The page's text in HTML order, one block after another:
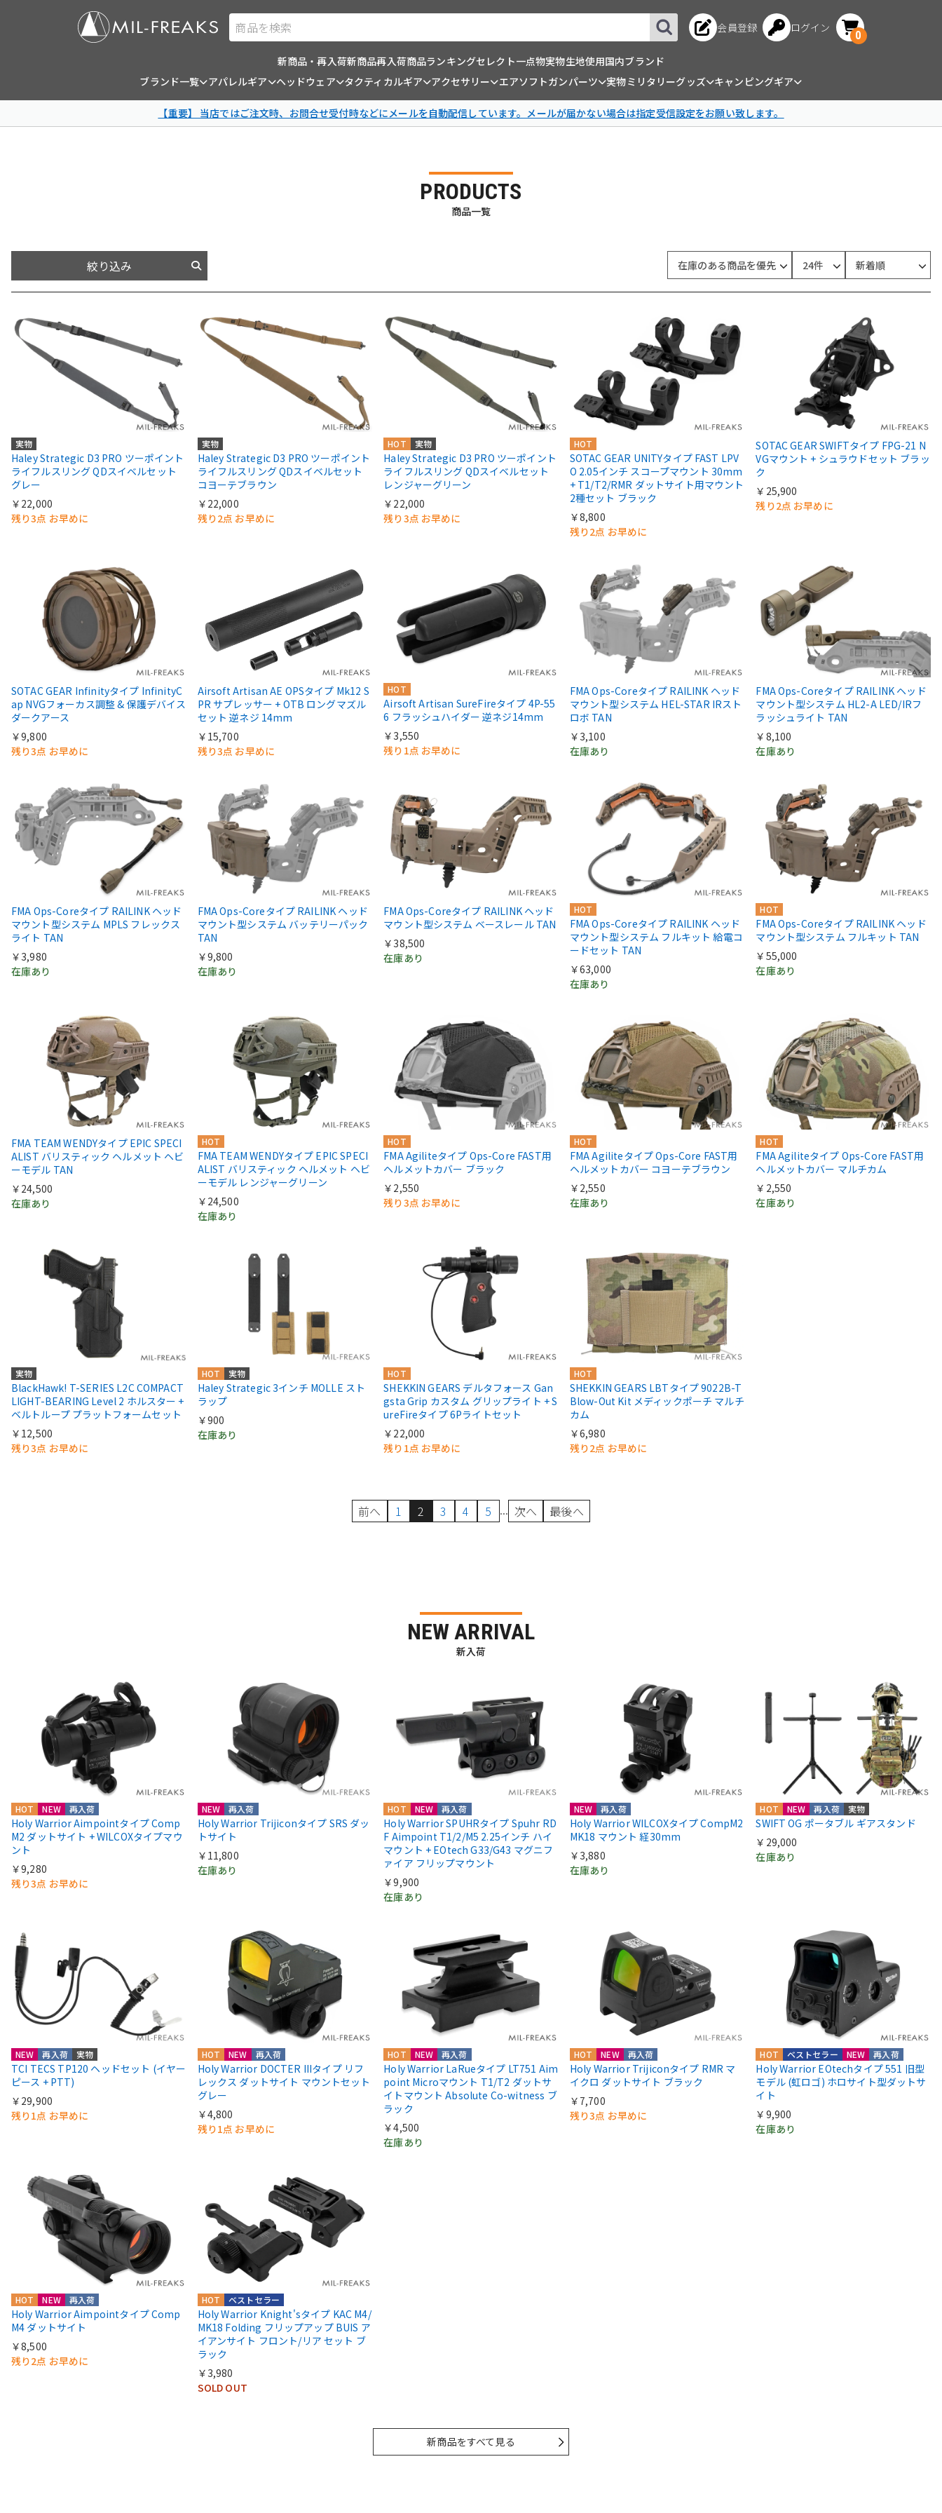
商品を検索 会員登録 ログイン
0
新商品・再入荷新商品再入荷商品ランキングセレクト一点物実物生地使用国内ブランド
ブランド一覧
アパレルギア ヘッドウェア タクティカルギア アクセサリー エアソフトガンパーツ 実物ミリタリーグッズ キャンピングギア
【重要】 当店ではご注文時、お問合せ受付時などにメールを自動配信しています。メールが届かない場合は指定受信設定をお願い致します。
PRODUCTS
商品一覧
絞り込み
実物
Haley Strategic D3 PRO ツーポイント
ライフルスリング QDスイベルセット
グレー
￥22,000
残り3点 お早めに
実物
Haley Strategic D3 PRO ツーポイント
ライフルスリング QDスイベルセット
コヨーテブラウン
￥22,000
残り2点 お早めに
HOT 実物
Haley Strategic D3 PRO ツーポイント
ライフルスリング QDスイベルセット
レンジャーグリーン
￥22,000
残り3点 お早めに
HOT
SOTAC GEAR UNITYタイプ FAST LPV
O 2.05インチ スコープマウント 30mm
+ T1/T2/RMR ダットサイト用マウント
2種セット ブラック
￥8,800
残り2点 お早めに
SOTAC GEAR SWIFTタイプ FPG-21 N
VGマウント + シュラウドセット ブラッ
ク
￥25,900
残り2点 お早めに
SOTAC GEAR Infinityタイプ InfinityC
ap NVGフォーカス調整 & 保護デバイス
ダークアース
￥9,800
残り3点 お早めに
Airsoft Artisan AE OPSタイプ Mk12 S
PR サプレッサー + OTB ロングマズル
セット 逆ネジ 14mm
￥15,700
残り3点 お早めに
HOT
Airsoft Artisan SureFireタイプ 4P-55
6 フラッシュハイダー 逆ネジ14mm
￥3,550
残り1点 お早めに
FMA Ops-Coreタイプ RAILINK ヘッド
マウント型システム HEL-STAR IRスト
ロボ TAN
￥3,100
在庫あり
FMA Ops-Coreタイプ RAILINK ヘッド
マウント型システム HL2-A LED/IRフ
ラッシュライト TAN
￥8,100
在庫あり
FMA Ops-Coreタイプ RAILINK ヘッド
マウント型システム MPLS フレックス
ライト TAN
￥3,980
在庫あり
FMA Ops-Coreタイプ RAILINK ヘッド
マウント型システム バッテリーパック
TAN
￥9,800
在庫あり
FMA Ops-Coreタイプ RAILINK ヘッド
マウント型システム ベースレール TAN
￥38,500
在庫あり
HOT
FMA Ops-Coreタイプ RAILINK ヘッド
マウント型システム フルキット 給電コ
ードセット TAN
￥63,000
在庫あり
HOT
FMA Ops-Coreタイプ RAILINK ヘッド
マウント型システム フルキット TAN
￥55,000
在庫あり
FMA TEAM WENDYタイプ EPIC SPECI
ALIST バリスティック ヘルメット ヘビ
ーモデル TAN
￥24,500
在庫あり
HOT
FMA TEAM WENDYタイプ EPIC SPECI
ALIST バリスティック ヘルメット ヘビ
ーモデル レンジャーグリーン
￥24,500
在庫あり
HOT
FMA Agiliteタイプ Ops-Core FAST用
ヘルメットカバー ブラック
￥2,550
残り3点 お早めに
HOT
FMA Agiliteタイプ Ops-Core FAST用
ヘルメットカバー コヨーテブラウン
￥2,550
在庫あり
HOT
FMA Agiliteタイプ Ops-Core FAST用
ヘルメットカバー マルチカム
￥2,550
在庫あり
実物
BlackHawk! T-SERIES L2C COMPACT
LIGHT-BEARING Level 2 ホルスター +
ベルトループ プラットフォームセット
￥12,500
残り3点 お早めに
HOT 実物
Haley Strategic 3インチ MOLLE スト
ラップ
￥900
在庫あり
HOT
SHEKKIN GEARS デルタフォース Gan
gsta Grip カスタム グリップライト + S
ureFireタイプ 6Pライトセット
￥22,000
残り1点 お早めに
HOT
SHEKKIN GEARS LBTタイプ 9022B-T
Blow-Out Kit メディックポーチ マルチ
カム
￥6,980
残り2点 お早めに
前へ 1 2 3 4 5 ... 次へ 最後へ
NEW ARRIVAL
新入荷
HOT NEW 再入荷
Holy Warrior Aimpointタイプ Comp
M2 ダットサイト + WILCOXタイプマウ
ント
￥9,280
残り3点 お早めに
NEW 再入荷
Holy Warrior Trijiconタイプ SRS ダッ
トサイト
￥11,800
在庫あり
HOT NEW 再入荷
Holy Warrior SPUHRタイプ Spuhr RD
F Aimpoint T1/2/M5 2.25インチ ハイ
マウント + EOtech G33/G43 マグニフ
ァイア フリップマウント
￥9,900
在庫あり
NEW 再入荷
Holy Warrior WILCOXタイプ CompM2
MK18 マウント 経30mm
￥3,880
在庫あり
HOT NEW 再入荷 実物
SWIFT OG ポータブル ギアスタンド
￥29,000
在庫あり
NEW 再入荷 実物
TCI TECS TP120 ヘッドセット (イヤー
ピース + PTT)
￥29,900
残り1点 お早めに
HOT NEW 再入荷
Holy Warrior DOCTER IIIタイプ リフ
レックス ダットサイト マウントセット
グレー
￥4,800
残り1点 お早めに
HOT NEW 再入荷
Holy Warrior LaRueタイプ LT751 Aim
point Microマウント T1/T2 ダットサ
イトマウント Absolute Co-witness ブ
ラック
￥4,500
在庫あり
HOT NEW 再入荷
Holy Warrior Trijiconタイプ RMR マ
イクロ ダットサイト ブラック
￥7,700
残り3点 お早めに
HOT NEW 再入荷
ベストセラー
Holy Warrior EOtechタイプ 551 旧型
モデル (虹ロゴ) ホロサイト型ダットサ
イト
￥9,900
在庫あり
HOT NEW 再入荷
Holy Warrior Aimpointタイプ Comp
M4 ダットサイト
￥8,500
残り2点 お早めに
HOT ベストセラー
Holy Warrior Knight'sタイプ KAC M4/
MK18 Folding フリップアップ BUIS ア
イアンサイト フロント/リア セット ブ
ラック
￥3,980
SOLD OUT
新商品をすべて見る